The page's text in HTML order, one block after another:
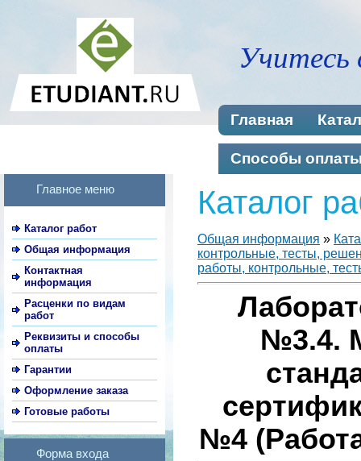
Учитесь
Главная
Способы
Главное меню
Каталог работ
Общая информация
Контактная
информация
Расценки по видам
работ
Реквизиты и способы
оплаты
Гарантии
Оформление заказа
Готовые работы
Форма входа
Каталог
Общая информация »
контрольные, тесты,
работы, контрольные,
№3.4.
№4